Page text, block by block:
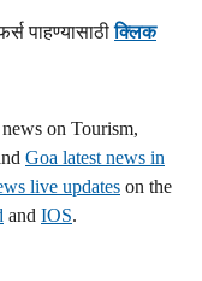
पाहण्यासाठीक्लिक
on Tourism,
Goa latest news in
live updates on the
and IOS.